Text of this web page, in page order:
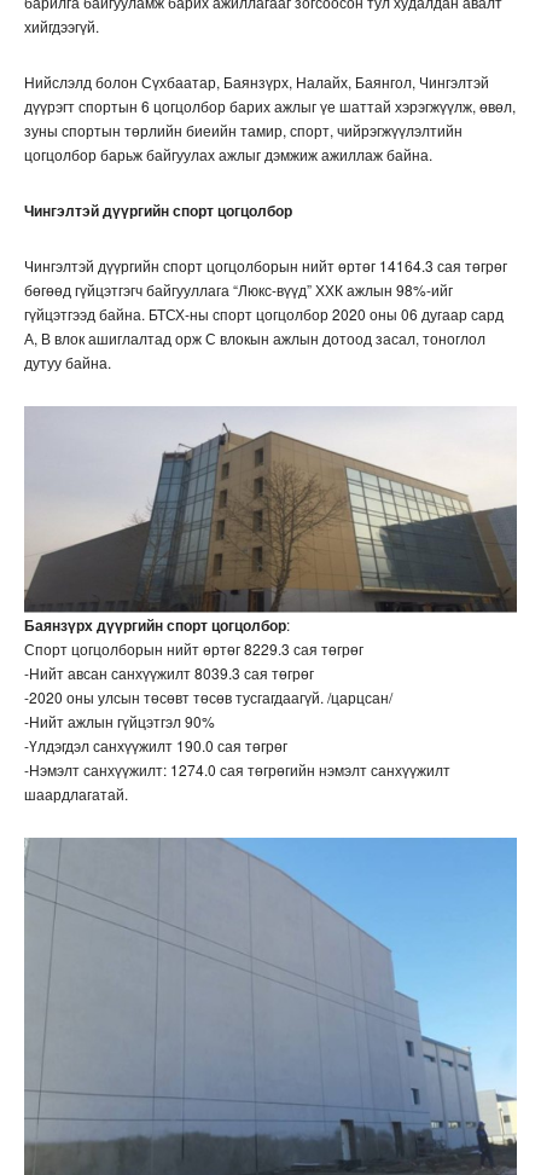
хийгдээгүй.
Нийслэлд болон Сүхбаатар, Баянзүрх, Налайх, Баянгол, Чингэлтэй
дүүрэгт спортын 6 цогцолбор барих ажлыг үе шаттай хэрэгжүүлж, өвөл,
зуны спортын төрлийн биеийн тамир, спорт, чийрэгжүүлэлтийн
цогцолбор барьж байгуулах ажлыг дэмжиж ажиллаж байна.
Чингэлтэй дүүргийн спорт цогцолбор
Чингэлтэй дүүргийн спорт цогцолборын нийт өртөг 14164.3 сая төгрөг
бөгөөд гүйцэтгэгч байгууллага “Люкс-вүүд” ХХК ажлын 98%-ийг
гүйцэтгээд байна. БТСХ-ны спорт цогцолбор 2020 оны 06 дугаар сард
А, В влок ашиглалтад орж С влокын ажлын дотоод засал, тоноглол
дутуу байна.
Баянзүрх дүүргийн спорт цогцолбор:
Спорт цогцолборын нийт өртөг 8229.3 сая төгрөг
-Нийт авсан санхүүжилт 8039.3 сая төгрөг
-2020 оны улсын төсөвт төсөв тусгагдаагүй. /царцсан/
-Нийт ажлын гүйцэтгэл 90%
-Үлдэгдэл санхүүжилт 190.0 сая төгрөг
-Нэмэлт санхүүжилт: 1274.0 сая төгрөгийн нэмэлт санхүүжилт
шаардлагатай.